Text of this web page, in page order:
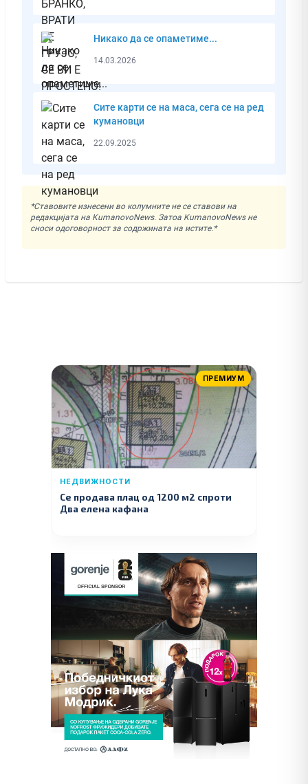
Никако да се опаметиме...
14.03.2026
Сите карти се на маса, сега се на ред
кумановци
22.09.2025
*Ставовите изнесени во колумните не се ставови на
редакцијата на KumanovoNews. Затоа KumanovoNews не
сноси одоговорност за содржината на истите.*
ПРЕМИУМ
НЕДВИЖНОСТИ
Се продава плац од 1200 м2 спроти
Два елена кафана